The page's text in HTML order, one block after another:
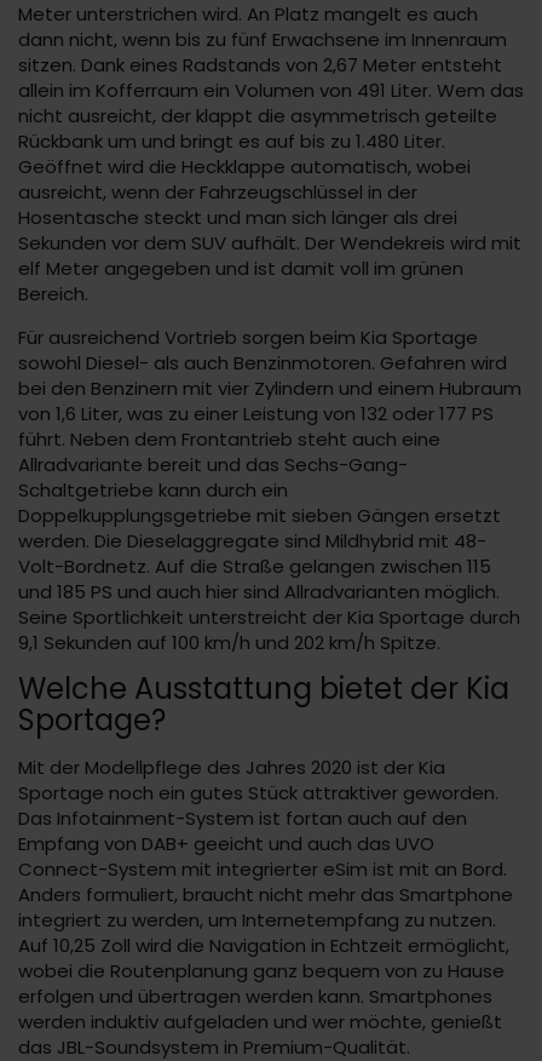
Meter unterstrichen wird. An Platz mangelt es auch
dann nicht, wenn bis zu fünf Erwachsene im Innenraum
sitzen. Dank eines Radstands von 2,67 Meter entsteht
allein im Kofferraum ein Volumen von 491 Liter. Wem das
nicht ausreicht, der klappt die asymmetrisch geteilte
Rückbank um und bringt es auf bis zu 1.480 Liter.
Geöffnet wird die Heckklappe automatisch, wobei
ausreicht, wenn der Fahrzeugschlüssel in der
Hosentasche steckt und man sich länger als drei
Sekunden vor dem SUV aufhält. Der Wendekreis wird mit
elf Meter angegeben und ist damit voll im grünen
Bereich.
Für ausreichend Vortrieb sorgen beim Kia Sportage
sowohl Diesel- als auch Benzinmotoren. Gefahren wird
bei den Benzinern mit vier Zylindern und einem Hubraum
von 1,6 Liter, was zu einer Leistung von 132 oder 177 PS
führt. Neben dem Frontantrieb steht auch eine
Allradvariante bereit und das Sechs-Gang-
Schaltgetriebe kann durch ein
Doppelkupplungsgetriebe mit sieben Gängen ersetzt
werden. Die Dieselaggregate sind Mildhybrid mit 48-
Volt-Bordnetz. Auf die Straße gelangen zwischen 115
und 185 PS und auch hier sind Allradvarianten möglich.
Seine Sportlichkeit unterstreicht der Kia Sportage durch
9,1 Sekunden auf 100 km/h und 202 km/h Spitze.
Welche Ausstattung bietet der Kia
Sportage?
Mit der Modellpflege des Jahres 2020 ist der Kia
Sportage noch ein gutes Stück attraktiver geworden.
Das Infotainment-System ist fortan auch auf den
Empfang von DAB+ geeicht und auch das UVO
Connect-System mit integrierter eSim ist mit an Bord.
Anders formuliert, braucht nicht mehr das Smartphone
integriert zu werden, um Internetempfang zu nutzen.
Auf 10,25 Zoll wird die Navigation in Echtzeit ermöglicht,
wobei die Routenplanung ganz bequem von zu Hause
erfolgen und übertragen werden kann. Smartphones
werden induktiv aufgeladen und wer möchte, genießt
das JBL-Soundsystem in Premium-Qualität.